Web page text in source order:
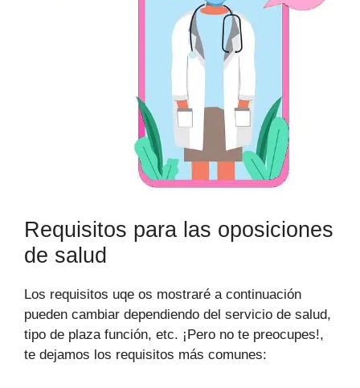
Requisitos para las oposiciones
de salud
Los requisitos uqe os mostraré a continuación
pueden cambiar dependiendo del servicio de salud,
tipo de plaza función, etc. ¡Pero no te preocupes!,
te dejamos los requisitos más comunes: